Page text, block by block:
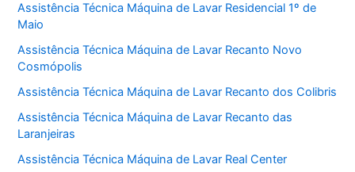
Assistência Técnica Máquina de Lavar Residencial 1º de
Maio
Assistência Técnica Máquina de Lavar Recanto Novo
Cosmópolis
Assistência Técnica Máquina de Lavar Recanto dos Colibris
Assistência Técnica Máquina de Lavar Recanto das
Laranjeiras
Assistência Técnica Máquina de Lavar Real Center